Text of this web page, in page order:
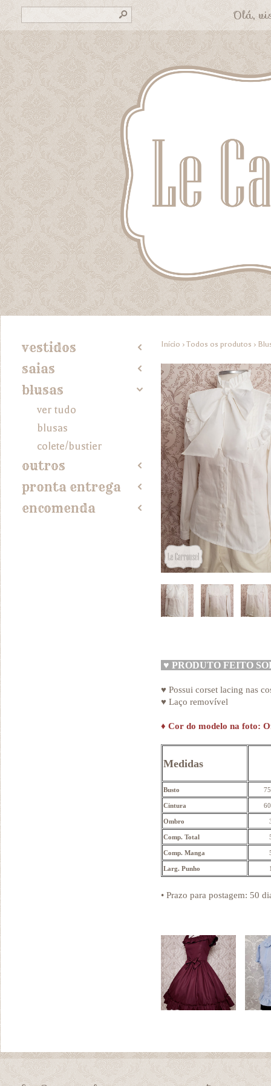
s Olá,
vestidos 2
saias 2
blusas 4
ver tudo
blusas
colete/bustier
outros 2
pronta entrega 2
encomenda 2
Início › Todos os produtos ›
♥ PRODUTO FEITO
♥ Possui corset lacing nas
♥ Laço removível
♦ Cor do modelo na foto:
Medidas
Busto
Cintura
Ombro
Comp. Total
Comp. Manga
Larg. Punho
• Prazo para postagem: 50